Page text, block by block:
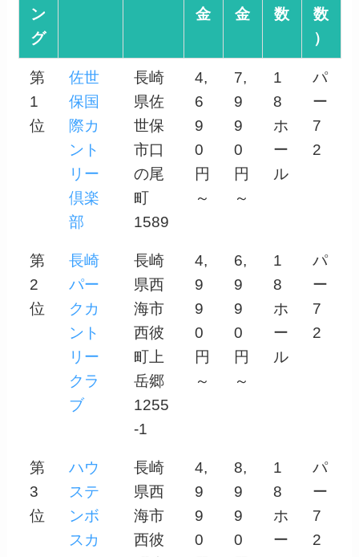
ン
グ
金
金
数
数
）
第
1
位
佐世
保国
際カ
ント
リー
倶楽
部
長崎
県佐
世保
市口
の尾
町
1589
4,
6
9
0
円
～
7,
9
9
0
円
～
1
8
ホ
ー
ル
パ
ー
7
2
第
2
位
長崎
パー
クカ
ント
リー
クラ
ブ
長崎
県西
海市
西彼
町上
岳郷
1255
-1
4,
9
9
0
円
～
6,
9
9
0
円
～
1
8
ホ
ー
ル
パ
ー
7
2
第
3
位
ハウ
ステ
ンボ
スカ
長崎
県西
海市
西彼
4,
9
9
0
8,
9
9
0
1
8
ホ
ー
パ
ー
7
2